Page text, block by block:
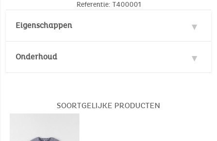
Referentie: T400001
Eigenschappen
Onderhoud
Geen bleken
Geen stomerij
SOORTGELIJKE PRODUCTEN